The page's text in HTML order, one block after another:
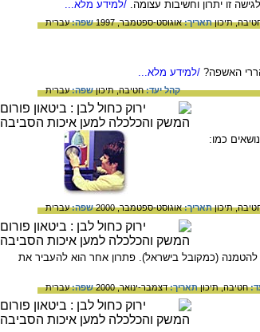
זו יתרון וחשיבות עצומה. /למידע מלא...
תיכוןתאריך:אוגוסט-ספטמבר, 1997 שפה:עברית
/למידע מלא...
קהל יעד:חטיבה,תיכוןשפה:עברית
כמו:
תיכוןתאריך:אוגוסט-ספטמבר, 2000 שפה:עברית
להטמנה (כמקובל בישראל). פתרון אחר הוא להעביר את
חטיבה,תיכוןתאריך:דצמבר-ינואר, 2000 שפה:עברית